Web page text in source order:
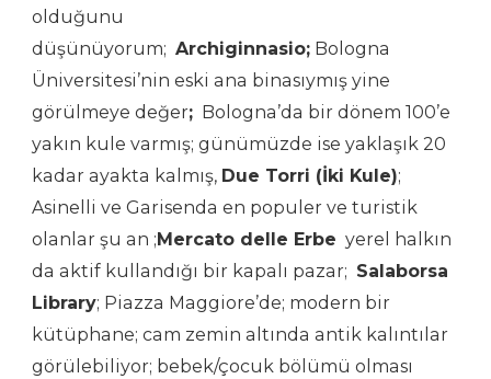
olduğunu
düşünüyorum; Archiginnasio; Bologna
Üniversitesi’nin eski ana binasıymış yine
görülmeye değer; Bologna’da bir dönem 100’e
yakın kule varmış; günümüzde ise yaklaşık 20
kadar ayakta kalmış, Due Torri (İki Kule);
Asinelli ve Garisenda en populer ve turistik
olanlar şu an ;Mercato delle Erbe yerel halkın
da aktif kullandığı bir kapalı pazar; Salaborsa
Library; Piazza Maggiore’de; modern bir
kütüphane; cam zemin altında antik kalıntılar
görülebiliyor; bebek/çocuk bölümü olması